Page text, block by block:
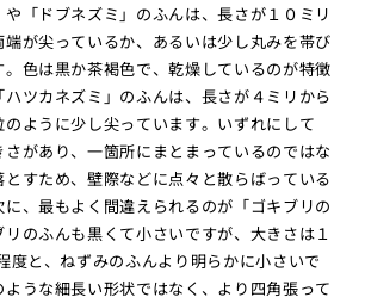
「ドブネズミ」のふんは、長さが１０ミリ
が尖っているか、あるいは少し丸みを帯び
色は黒か茶褐色で、乾燥しているのが特徴
ツカネズミ」のふんは、長さが４ミリから
のように少し尖っています。いずれにして
があり、一箇所にまとまっているのではな
すため、壁際などに点々と散らばっている
、最もよく間違えられるのが「ゴキブリの
のふんも黒くて小さいですが、大きさは１
度と、ねずみのふんより明らかに小さいで
うな細長い形状ではなく、より四角張って